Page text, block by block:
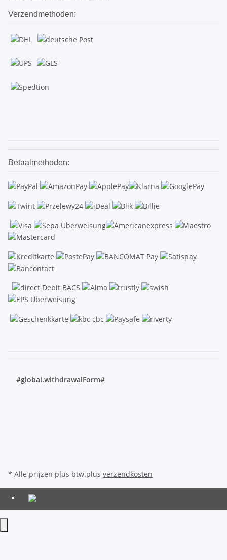
Verzendmethoden:
Betaalmethoden:
#global.withdrawalForm#
* Alle prijzen plus btw.plus verzendkosten